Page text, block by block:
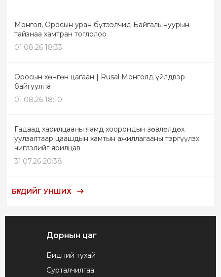
Монгол, Оросын уран бүтээлчид Байгаль нуурын
тайзнаа хамтран тоглолоо
01.08.26 18:33
Оросын хөнгөн цагаан | Rusal Монголд үйлдвэр
байгуулна
01.08.26 18:10
Гадаад харилцааны яамд хоорондын зөвлөлдөх
уулзалтаар цаашдын хамтын ажиллагааны тэргүүлэх
чиглэлийг ярилцав
31.07.26 20:38
БҮГДИЙГ УНШИХ
Дорнын цаг
Бидний тухай
Сурталчилгаа